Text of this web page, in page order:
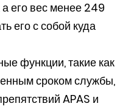
его вес менее 249
его с собой куда
функции, такие как
сроком службы,
APAS и